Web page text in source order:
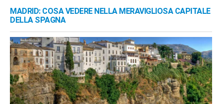
MADRID: COSA VEDERE NELLA MERAVIGLIOSA CAPITALE
DELLA SPAGNA